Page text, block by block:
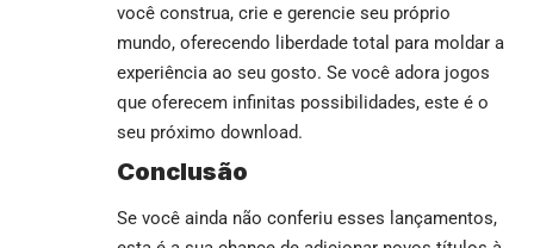
você construa, crie e gerencie seu próprio
mundo, oferecendo liberdade total para moldar a
experiência ao seu gosto. Se você adora jogos
que oferecem infinitas possibilidades, este é o
seu próximo download.
Conclusão
Se você ainda não conferiu esses lançamentos,